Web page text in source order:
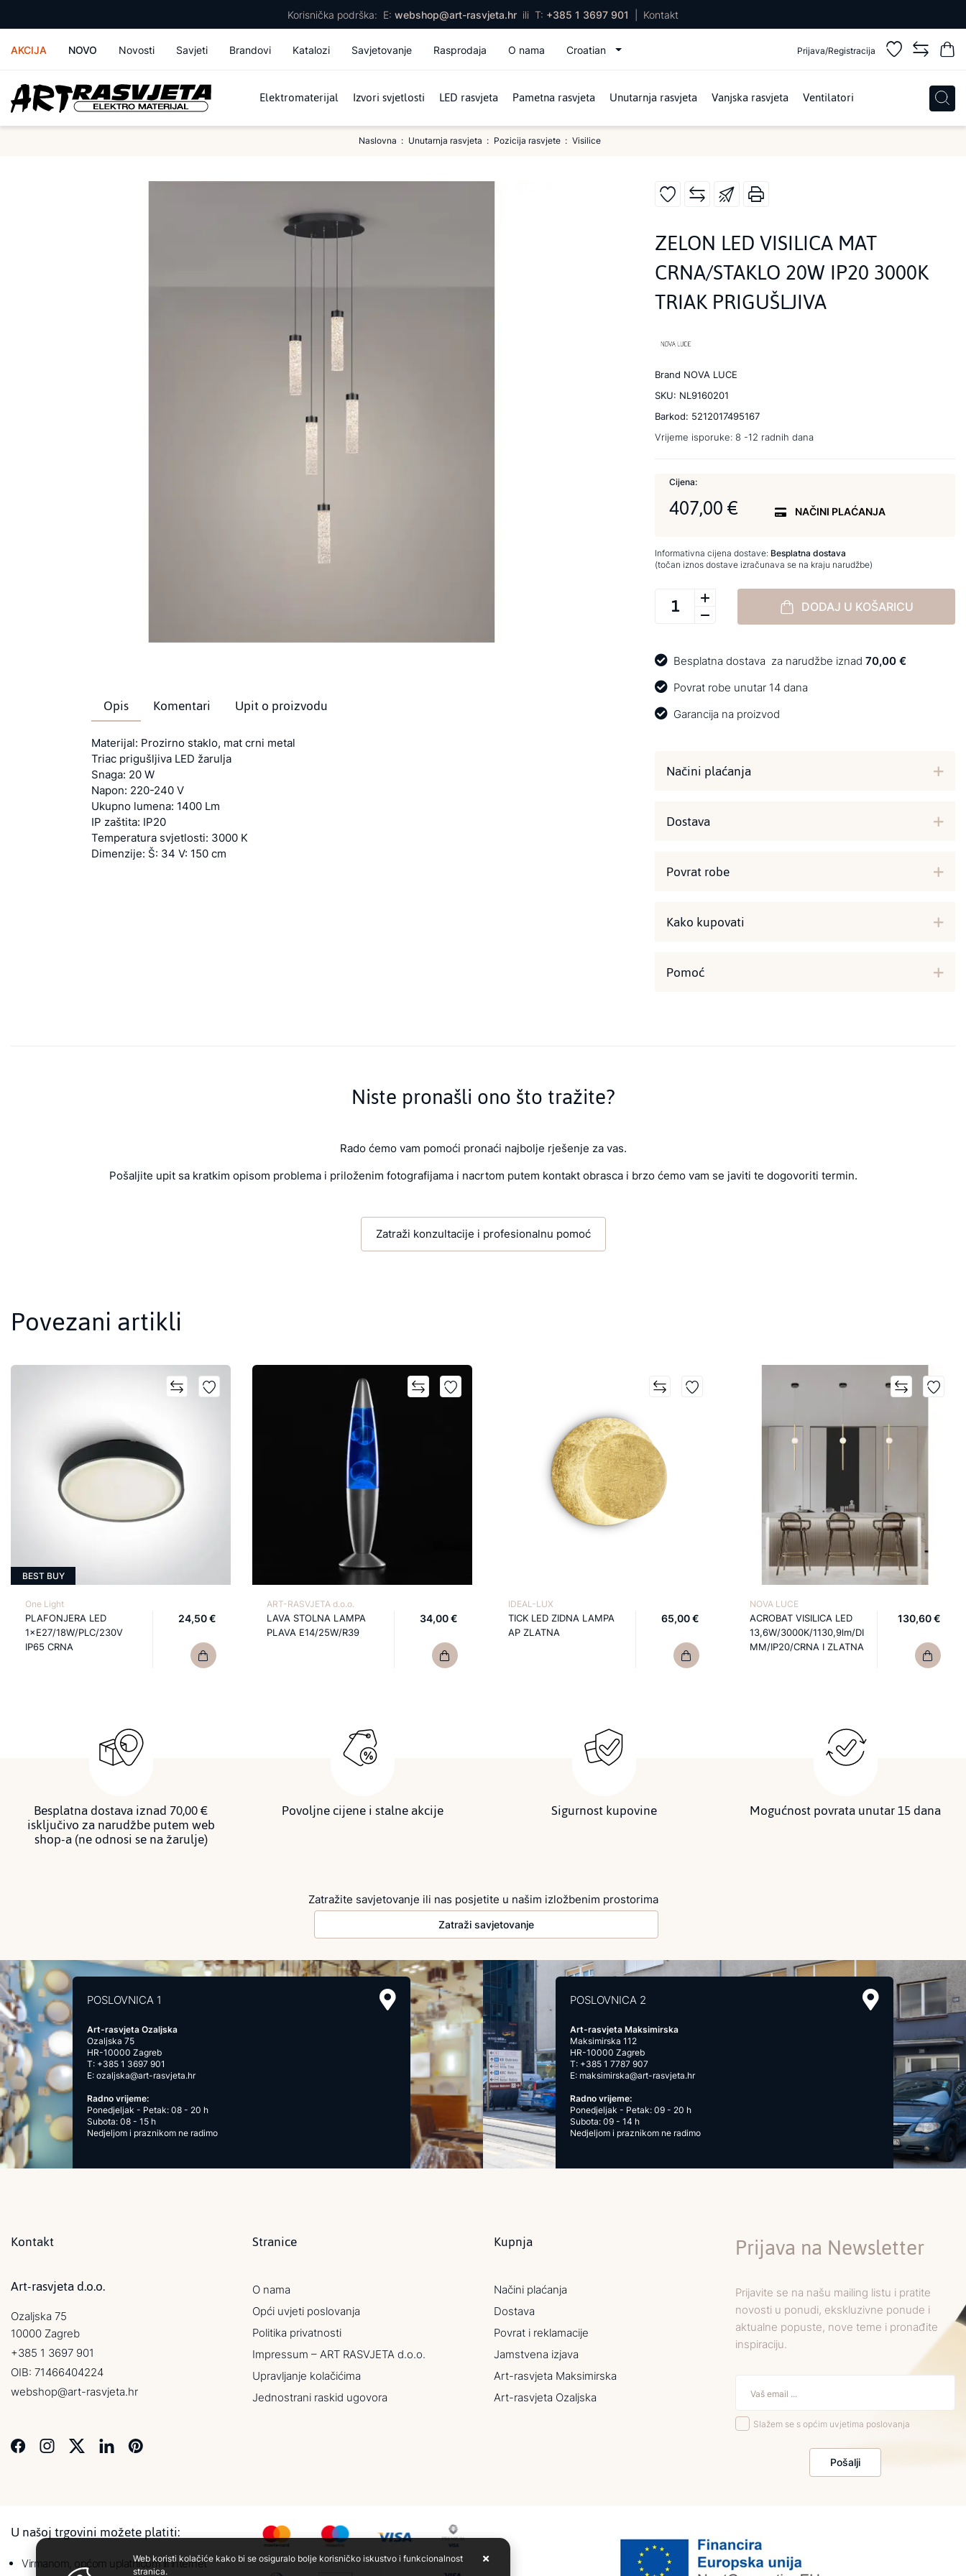
Korisnička podrška: E: webshop@art-rasvjeta.hr ili T: +385 1 3697 901 Kontakt
AKCIJA NOVO Novosti Savjeti Brandovi Katalozi Savjetovanje Rasprodaja O nama Croatian Prijava/Registracija
Elektromaterijal Izvori svjetlosti LED rasvjeta Pametna rasvjeta Unutarnja rasvjeta Vanjska rasvjeta Ventilatori
Naslovna Unutarnja rasvjeta Pozicija rasvjete Visilice
Opis Komentari Upit o proizvodu
Materijal: Prozirno staklo, mat crni metal
Triac prigušljiva LED žarulja
Snaga: 20 W
Napon: 220-240 V
Ukupno lumena: 1400 Lm
IP zaštita: IP20
Temperatura svjetlosti: 3000 K
Dimenzije: Š: 34 V: 150 cm
ZELON LED VISILICA MAT
CRNA/STAKLO 20W IP20 3000K
TRIAK PRIGUŠLJIVA
Brand NOVA LUCE
SKU: NL9160201
Barkod: 5212017495167
Vrijeme isporuke: 8 -12 radnih dana
Cijena:
407,00 € NAČINI PLAĆANJA
Informativna cijena dostave: Besplatna dostava
(točan iznos dostave izračunava se na kraju narudžbe)
DODAJ U KOŠARICU
Besplatna dostava za narudžbe iznad 70,00 €
Povrat robe unutar 14 dana
Garancija na proizvod
Načini plaćanja
Dostava
Povrat robe
Kako kupovati
Pomoć
Niste pronašli ono što tražite?
Rado ćemo vam pomoći pronaći najbolje rješenje za vas.
Pošaljite upit sa kratkim opisom problema i priloženim fotografijama i nacrtom putem kontakt obrasca i brzo ćemo vam se javiti te dogovoriti termin.
Zatraži konzultacije i profesionalnu pomoć
Povezani artikli
BEST BUY
One Light
PLAFONJERA LED
1×E27/18W/PLC/230V
IP65 CRNA
24,50 €
ART-RASVJETA d.o.o.
LAVA STOLNA LAMPA
PLAVA E14/25W/R39
34,00 €
IDEAL-LUX
TICK LED ZIDNA LAMPA
AP ZLATNA
65,00 €
NOVA LUCE
ACROBAT VISILICA LED
13,6W/3000K/1130,9lm/DI
MM/IP20/CRNA I ZLATNA
130,60 €
Besplatna dostava iznad 70,00 €
isključivo za narudžbe putem web
shop-a (ne odnosi se na žarulje)
Povoljne cijene i stalne akcije Sigurnost kupovine Mogućnost povrata unutar 15 dana
Zatražite savjetovanje ili nas posjetite u našim izložbenim prostorima
Zatraži savjetovanje
POSLOVNICA 1
Art-rasvjeta Ozaljska
Ozaljska 75
HR-10000 Zagreb
T: +385 1 3697 901
E: ozaljska@art-rasvjeta.hr
Radno vrijeme:
Ponedjeljak - Petak: 08 - 20 h
Subota: 08 - 15 h
Nedjeljom i praznikom ne radimo
POSLOVNICA 2
Art-rasvjeta Maksimirska
Maksimirska 112
HR-10000 Zagreb
T: +385 1 7787 907
E: maksimirska@art-rasvjeta.hr
Radno vrijeme:
Ponedjeljak - Petak: 09 - 20 h
Subota: 09 - 14 h
Nedjeljom i praznikom ne radimo
Kontakt
Art-rasvjeta d.o.o.
Ozaljska 75
10000 Zagreb
+385 1 3697 901
OIB: 71466404224
webshop@art-rasvjeta.hr
Stranice
O nama
Opći uvjeti poslovanja
Politika privatnosti
Impressum – ART RASVJETA d.o.o.
Upravljanje kolačićima
Jednostrani raskid ugovora
Kupnja
Načini plaćanja
Dostava
Povrat i reklamacije
Jamstvena izjava
Art-rasvjeta Maksimirska
Art-rasvjeta Ozaljska
Prijava na Newsletter
Prijavite se na našu mailing listu i pratite
novosti u ponudi, ekskluzivne ponude i
aktualne popuste, nove teme i pronađite
inspiraciju.
Slažem se s općim uvjetima poslovanja
Pošalji
U našoj trgovini možete platiti:
Virmanom, općom uplatnicom ili internetWeb koristi kolačiće kako bi se osiguralo bolje korisničko iskustvo i funkcionalnost
stranica.